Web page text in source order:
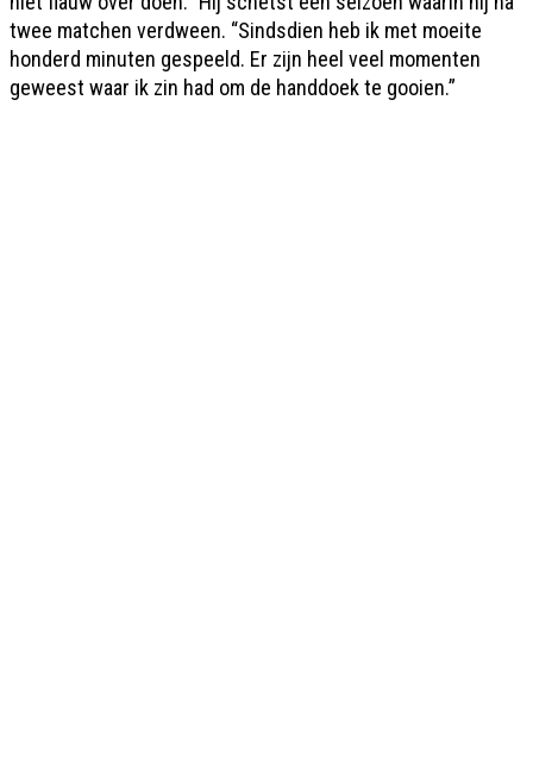
twee matchen verdween. “Sindsdien heb ik met moeite
honderd minuten gespeeld. Er zijn heel veel momenten
geweest waar ik zin had om de handdoek te gooien.”